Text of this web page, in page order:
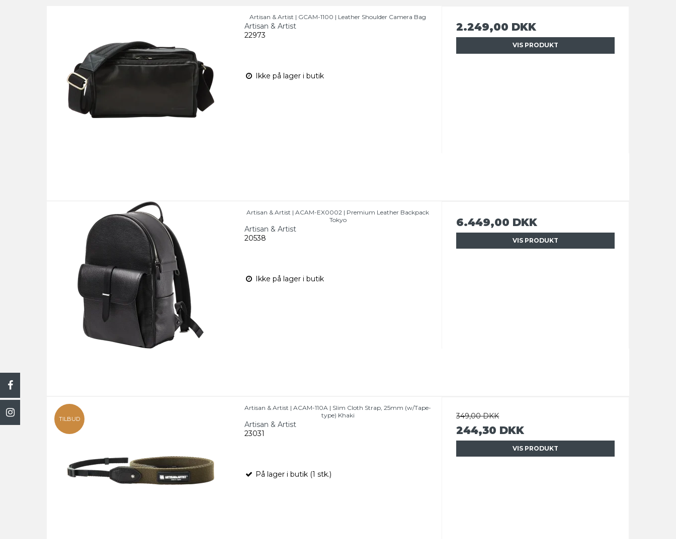
Artisan & Artist | GCAM-1100 | Leather Shoulder Camera Bag
Artisan & Artist
22973
Ikke på lager i butik
2.249,00 DKK
VIS PRODUKT
Artisan & Artist | ACAM-EX0002 | Premium Leather Backpack
Tokyo
Artisan & Artist
20538
Ikke på lager i butik
6.449,00 DKK
VIS PRODUKT
TILBUD
Artisan & Artist | ACAM-110A | Slim Cloth Strap, 25mm (w/Tape-
type) Khaki
Artisan & Artist
23031
På lager i butik (1 stk.)
349,00 DKK
244,30 DKK
VIS PRODUKT